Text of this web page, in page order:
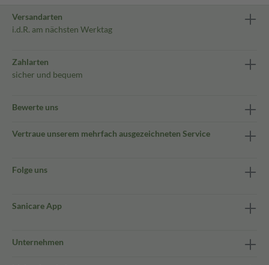
Versandarten
i.d.R. am nächsten Werktag
Zahlarten
sicher und bequem
Bewerte uns
Vertraue unserem mehrfach ausgezeichneten Service
Folge uns
Sanicare App
Unternehmen